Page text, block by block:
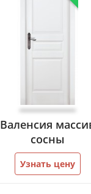
Валенсия
сосны
Узнать цену